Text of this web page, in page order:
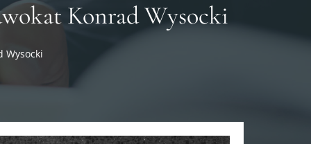
Konrad Wysocki
Wysocki